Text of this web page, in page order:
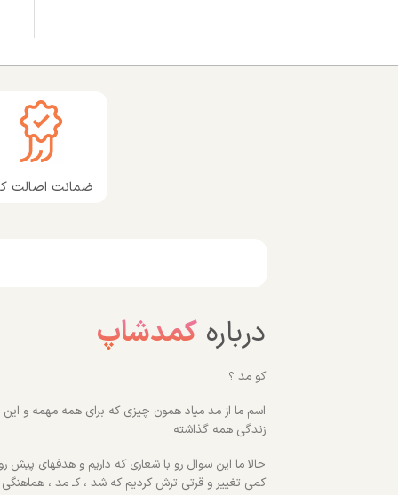
ضمانت اصالت
دربارهکمدشاپ
کو مد ؟
اسم ما از مد میاد همون چیزی که برای همه مهمه و این
زندگی همه گذاشته
حالا ما این سوال رو با شعاری که داریم و هدفهای پیش
کمی تغییر و قرتی ترش کردیم که شد ، کـ مد ،